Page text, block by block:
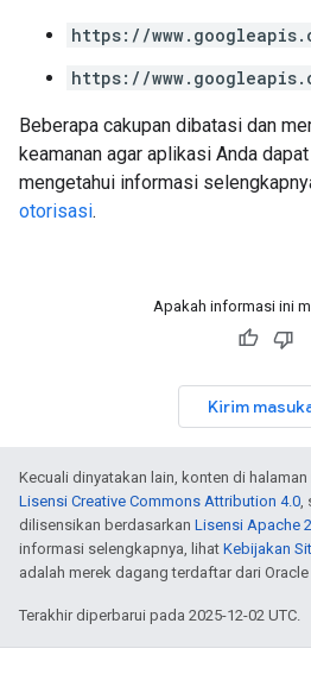
https://
https://
Beberapa cakupan dibatasi dan
keamanan agar aplikasi Anda
mengetahui informasi
otorisasi.
Apakah informasi ini
Kirim
Kecuali dinyatakan lain, konten di
Lisensi Creative Commons Attribution 4.0,
dilisensikan berdasarkan Lisensi Apache
informasi selengkapnya, lihat Kebijakan
adalah merek dagang terdaftar dari
Terakhir diperbarui pada 2025-12-02 UTC.